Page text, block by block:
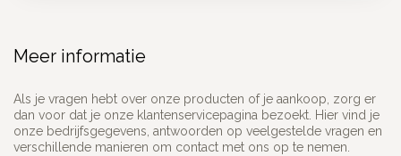
Meer informatie
Als je vragen hebt over onze producten of je aankoop, zorg er
dan voor dat je onze klantenservicepagina bezoekt. Hier vind je
onze bedrijfsgegevens, antwoorden op veelgestelde vragen en
verschillende manieren om contact met ons op te nemen.